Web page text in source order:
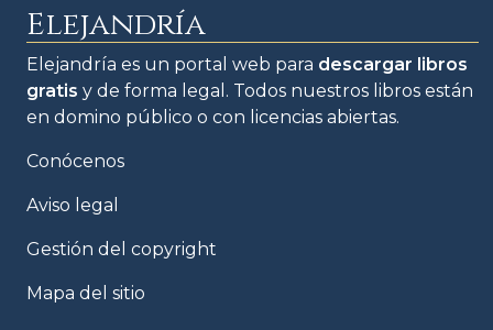
Elejandría
Elejandría es un portal web para descargar libros
gratis y de forma legal. Todos nuestros libros están
en domino público o con licencias abiertas.
Conócenos
Aviso legal
Gestión del copyright
Mapa del sitio